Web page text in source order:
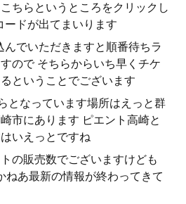
ちらというところをクリックし
ードが出てまいります
んでいただきますと順番待ちラ
ので そちらからいち早くチケ
ということでございます
となっています場所はえっと群
市にあります ピエント高崎と
いえっとですね
の販売数でございますけども
ねあ最新の情報が終わってきて